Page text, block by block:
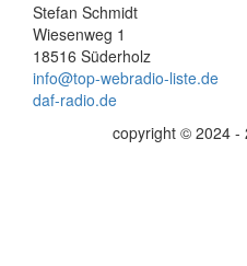
Stefan Schmidt
Wiesenweg 1
18516 Süderholz
info@top-webradio-liste.de
daf-radio.de
copyright © 2024 -